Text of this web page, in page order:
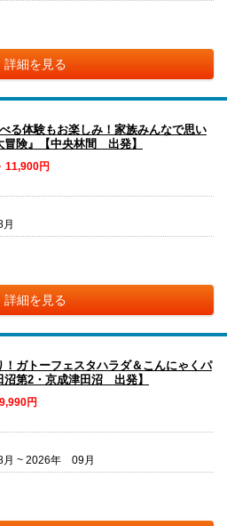
詳細を見る
る体験もお楽しみ！家族みんなで思い
冒険』【中央林間 出発】
11,900円
詳細を見る
！ガトーフェスタハラダ＆こんにゃくパ
沼第2・京成津田沼 出発】
円
~ 2026年 09月